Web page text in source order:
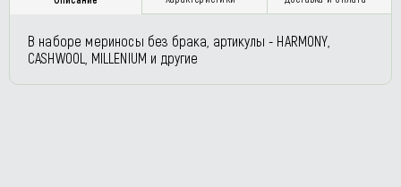
В наборе мериносы без брака, артикулы - HARMONY,
CASHWOOL, MILLENIUM и другие